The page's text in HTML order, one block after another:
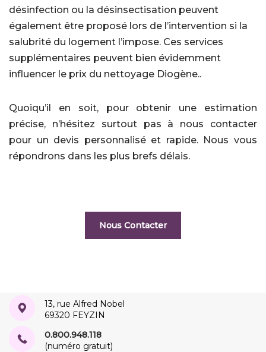
désinfection ou la désinsectisation peuvent
également être proposé lors de l’intervention si la
salubrité du logement l’impose. Ces services
supplémentaires peuvent bien évidemment
influencer le prix du nettoyage Diogène..
Quoiqu’il en soit, pour obtenir une estimation
précise, n’hésitez surtout pas à nous contacter
pour un devis personnalisé et rapide. Nous vous
répondrons dans les plus brefs délais.
Nous Contacter
13, rue Alfred Nobel
69320 FEYZIN
0.800.948.118
(numéro gratuit)